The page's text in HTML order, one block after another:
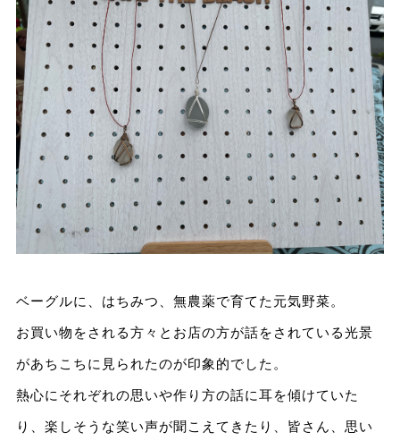
ベーグルに、はちみつ、無農薬で育てた元気野菜。
お買い物をされる方々とお店の方が話をされている光景
があちこちに見られたのが印象的でした。
熱心にそれぞれの思いや作り方の話に耳を傾けていた
り、楽しそうな笑い声が聞こえてきたり、皆さん、思い